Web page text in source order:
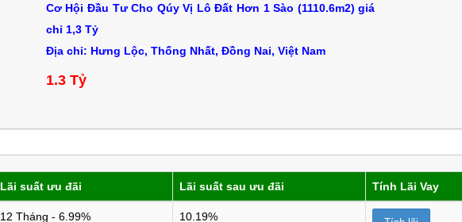
Cơ Hội Đầu Tư Cho Qúy Vị Lô Đất Hơn 1 Sào (1110.6m2) giá
chỉ 1,3 Tỷ
Địa chỉ: Hưng Lộc, Thống Nhất, Đồng Nai, Việt Nam
1.3 Tỷ
Lãi suất ưu đãi Lãi suất sau ưu đãi Tính Lãi Vay
12 Tháng - 6.99% 10.19%